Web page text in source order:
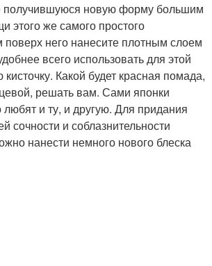
получившуюся новую форму большим
этого же самого простого
него нанесите плотным слоем
всего использовать для этой
Какой будет красная помада,
решать вам. Сами японки
и ту, и другую. Для придания
сочности и соблазнительности
нанести немного нового блеска